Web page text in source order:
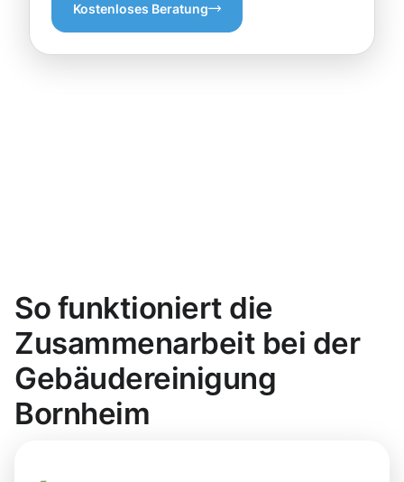
Kostenloses Beratung
So funktioniert die
Zusammenarbeit bei der
Gebäudereinigung
Bornheim